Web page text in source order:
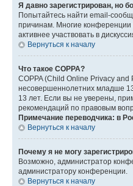
Я давно зарегистрирован, но
Попытайтесь найти email-
причинам. Многие конференции
активнее участвовать в
Вернуться к началу
Что такое COPPA?
COPPA (Child Online Privacy
несовершеннолетних младше
13 лет. Если вы не уверены,
рекомендаций по правовым
Примечание переводчика: в
Вернуться к началу
Почему я не могу
Возможно, администратор
администратору конференции.
Вернуться к началу